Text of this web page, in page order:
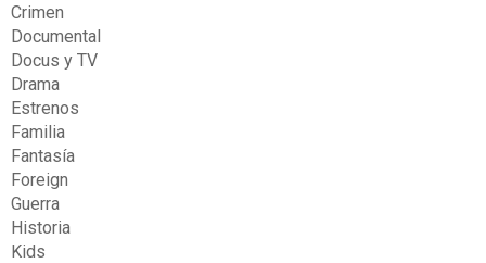
Crimen
Documental
Docus y TV
Drama
Estrenos
Familia
Fantasía
Foreign
Guerra
Historia
Kids